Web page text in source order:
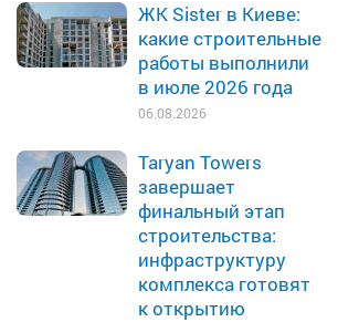
ЖК Sister в Киеве:
какие строительные
работы выполнили
в июле 2026 года
06.08.2026
Taryan Towers
завершает
финальный этап
строительства:
инфраструктуру
комплекса готовят
к открытию